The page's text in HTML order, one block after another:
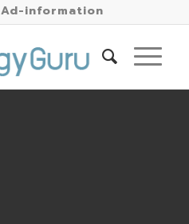
Ad-information